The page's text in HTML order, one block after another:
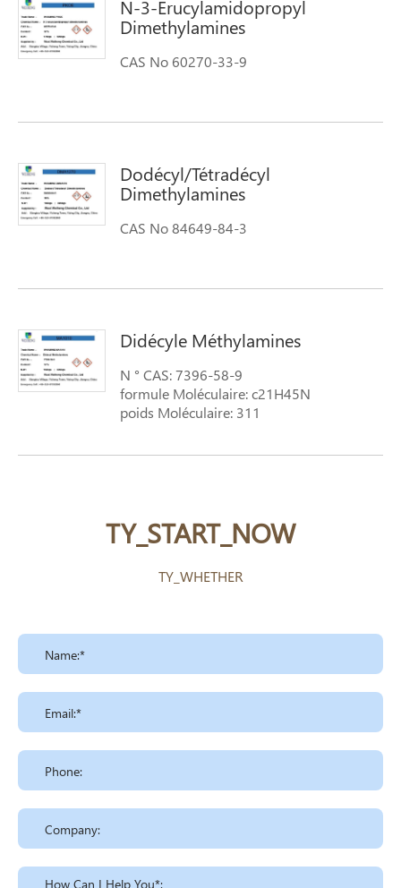
N-3-Erucylamidopropyl
Dimethylamines
CAS No 60270-33-9
Dodécyl/Tétradécyl
Dimethylamines
CAS No 84649-84-3
Didécyle Méthylamines
N ° CAS: 7396-58-9
formule Moléculaire: c21H45N
poids Moléculaire: 311
TY_START_NOW
TY_WHETHER